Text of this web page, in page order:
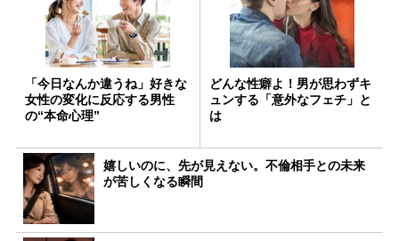
「今日なんか違うね」好きな
女性の変化に反応する男性
の“本命心理”
どんな性癖よ！男が思わずキ
ュンする「意外なフェチ」と
は
嬉しいのに、先が見えない。不倫相手との未来
が苦しくなる瞬間